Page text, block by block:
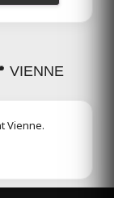
VIENNE
Vienne.